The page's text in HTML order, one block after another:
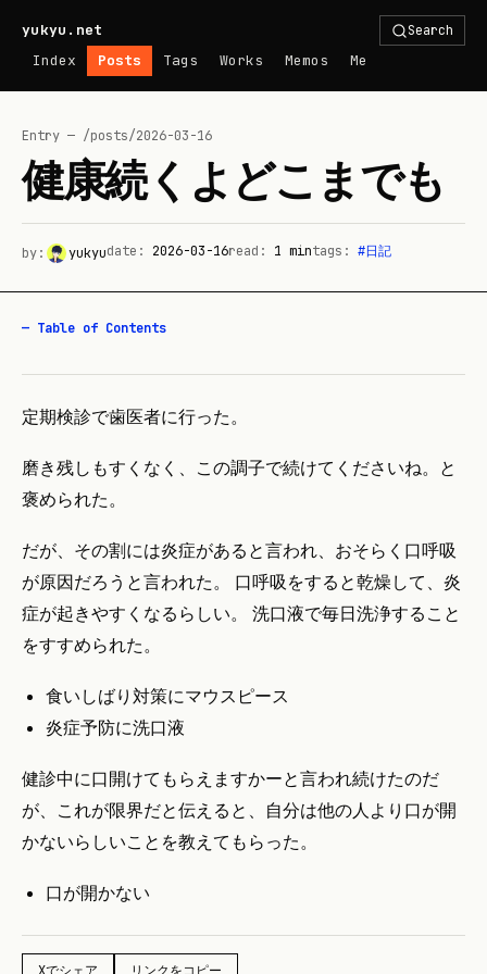
yukyu.net Search
Index Posts Tags Works Memos Me
Entry — /posts/2026-03-16
健康続くよどこまでも
by: yukyudate: 2026-03-16read: 1 mintags: #日記
— Table of Contents
定期検診で歯医者に行った。
磨き残しもすくなく、この調子で続けてくださいね。と
褒められた。
だが、その割には炎症があると言われ、おそらく口呼吸
が原因だろうと言われた。 口呼吸をすると乾燥して、炎
症が起きやすくなるらしい。 洗口液で毎日洗浄すること
をすすめられた。
食いしばり対策にマウスピース
炎症予防に洗口液
健診中に口開けてもらえますかーと言われ続けたのだ
が、これが限界だと伝えると、自分は他の人より口が開
かないらしいことを教えてもらった。
口が開かない